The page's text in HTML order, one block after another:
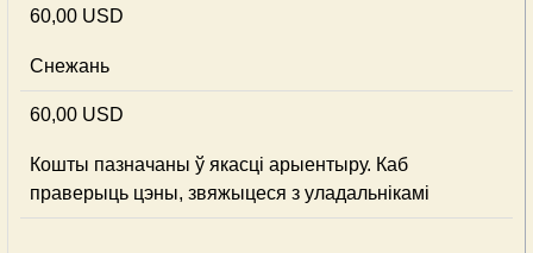
60,00 USD
Снежань
60,00 USD
Кошты пазначаны ў якасці арыентыру. Каб
праверыць цэны, звяжыцеся з уладальнікамі